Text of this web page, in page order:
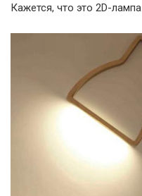
Кажется, что это 2D-лампа